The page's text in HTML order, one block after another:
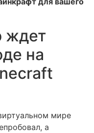
ждет
на
мире
а